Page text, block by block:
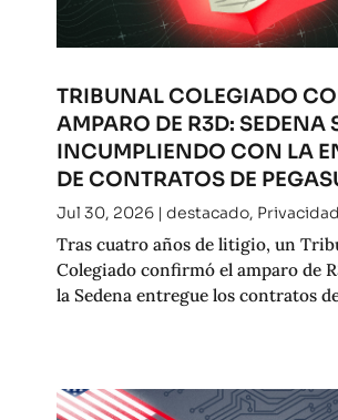
TRIBUNAL COLEGIADO
AMPARO DE R3D: SEDENA
INCUMPLIENDO CON LA
DE CONTRATOS DE
Jul 30, 2026| destacado, Privacidad
Tras cuatro años de litigio, un
Colegiado confirmó el amparo de
la Sedena entregue los contratos